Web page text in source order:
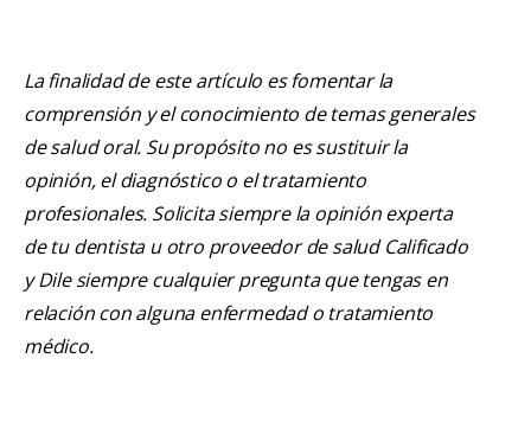
La finalidad de este artículo es fomentar la
comprensión y el conocimiento de temas generales
de salud oral. Su propósito no es sustituir la
opinión, el diagnóstico o el tratamiento
profesionales. Solicita siempre la opinión experta
de tu dentista u otro proveedor de salud Calificado
y Dile siempre cualquier pregunta que tengas en
relación con alguna enfermedad o tratamiento
médico.